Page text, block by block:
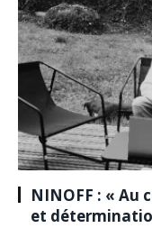
NINOFF : « Au
et